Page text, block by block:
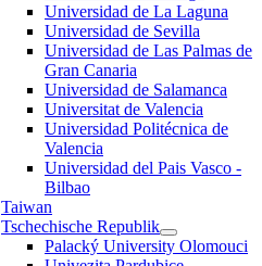
Universidad de La Laguna
Universidad de Sevilla
Universidad de Las Palmas de
Gran Canaria
Universidad de Salamanca
Universitat de Valencia
Universidad Politécnica de
Valencia
Universidad del Pais Vasco -
Bilbao
Taiwan
Tschechische Republik
Palacký University Olomouci